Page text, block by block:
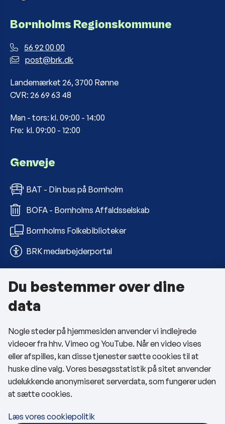
Bornholms Regionskommune
56 92 00 00
post@brk.dk
Landemærket 26, 3700 Rønne
CVR: 26 69 63 48
Man - tors: kl. 09:00 - 14:00
Fre: kl. 09:00 - 12:00
Genveje
BAT - Din bus på Bornholm
BOFA - Bornholms Affaldsselskab
Bornholms Folkebiblioteker
BRK medarbejderportal
Om kommunen
Kontakt os
Telefon- og åbningstider
Tilgængelighedserklæring
Privatlivspolitik
Cookies
Du bestemmer over dine
data
Nogle steder på hjemmesiden anvender vi indlejrede
videoer fra hhv. Vimeo og YouTube. Når en video vises
eller afspilles, kan disse tjenester sætte cookies til at
huske dine valg. Vores besøgsstatistik på sitet anvender
udelukkende anonymiseret serverdata, som fungerer uden
at sætte cookies.
Læs vores cookiepolitik